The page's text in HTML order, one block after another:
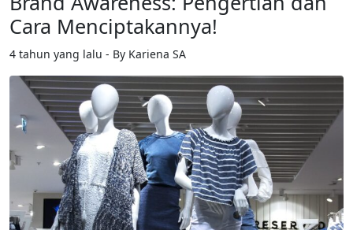
Cara Menciptakannya!
4 tahun yang lalu - By Kariena SA